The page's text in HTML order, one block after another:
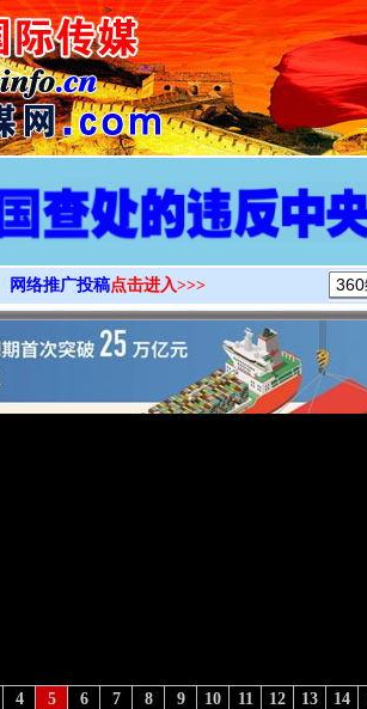
>
网络推广投稿点击进入>>>
14
13
12
11
10
9
8
7
6
5
4